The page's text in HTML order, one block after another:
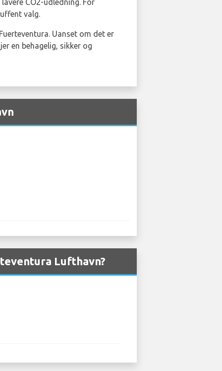
CO2-udledning. For
valg.
Uanset om det er
en behagelig, sikker og
Lufthavn?